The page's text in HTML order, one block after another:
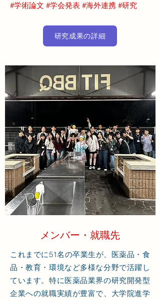
#学術論文 #学会発表 #海外連携 #研究
研究成果の詳細
メンバー・就職先
これまでに51名の卒業生が、医薬品・食
品・教育・環境など多様な分野で活躍し
ています。特に医薬品業界の研究開発型
企業への就職実績が豊富で、大学院進学